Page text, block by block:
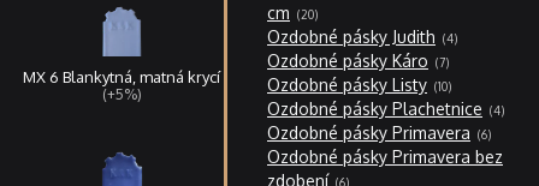
MX 6 Blankytná, matná krycí
(+5%)
cm
20produktů
Ozdobné pásky Judith 4produkty
Ozdobné pásky Káro 7produktů
Ozdobné pásky Listy 10produktů
Ozdobné pásky Plachetnice 4
Ozdobné pásky Primavera 6produktů
Ozdobné pásky Primavera bez
zdobení
6